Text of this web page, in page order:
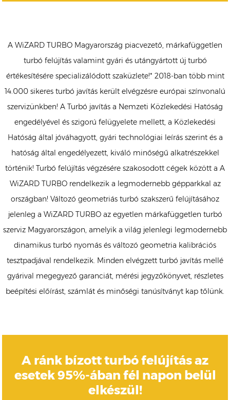
A WiZARD TURBO Magyarország piacvezető, márkafüggetlen
turbó felújítás valamint gyári és utángyártott új turbó
értékesítésére specializálódott szaküzlete!* 2018-ban több mint
14.000 sikeres turbó javítás került elvégzésre európai színvonalú
szervizünkben! A Turbó javítás a Nemzeti Közlekedési Hatóság
engedélyével és szigorú felügyelete mellett, a Közlekedési
Hatóság által jóváhagyott, gyári technológiai leírás szerint és a
hatóság által engedélyezett, kiváló minőségű alkatrészekkel
történik! Turbó felújítás végzésére szakosodott cégek között a A
WiZARD TURBO rendelkezik a legmodernebb gépparkkal az
országban! Változó geometriás turbó szakszerű felújításához
jelenleg a WiZARD TURBO az egyetlen márkafüggetlen turbó
szerviz Magyarországon, amelyik a világ jelenlegi legmodernebb
dinamikus turbó nyomás és változó geometria kalibrációs
tesztpadjával rendelkezik. Minden elvégzett turbó javítás mellé
gyárival megegyező garanciát, mérési jegyzőkönyvet, részletes
beépítési előírást, számlát és minőségi tanúsítványt kap tőlünk.
A ránk bízott turbó felújítás az
esetek 95%-ában fél napon belül
elkészül!